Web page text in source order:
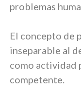
problemas
El concepto de
inseparable al
como actividad
competente.